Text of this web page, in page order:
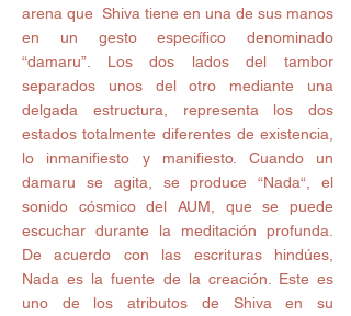
arena que  Shiva tiene en una de sus manos
en un gesto específico denominado
“damaru”. Los dos lados del tambor
separados unos del otro mediante una
delgada estructura, representa los dos
estados totalmente diferentes de existencia,
lo inmanifiesto y manifiesto. Cuando un
damaru se agita, se produce “Nada“, el
sonido cósmico del AUM, que se puede
escuchar durante la meditación profunda.
De acuerdo con las escrituras hindúes,
Nada es la fuente de la creación. Este es
uno de los atributos de Shiva en su